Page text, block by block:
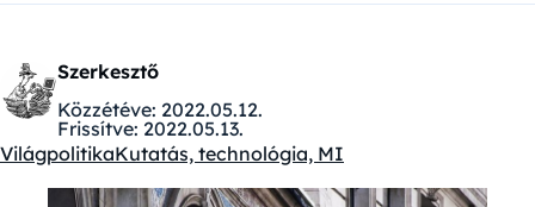
Szerkesztő
Közzétéve: 2022.05.12.
Frissítve: 2022.05.13.
Kategóriák:
VilágpolitikaKutatás, technológia, MI